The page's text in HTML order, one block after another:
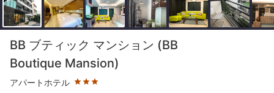
BB ブティック マンション (BB
Boutique Mansion)
アパートホテル
星評価 3つ星